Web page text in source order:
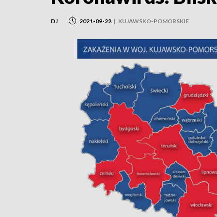
DJ 2021-09-22 | KUJAWSKO-POMORSKIE